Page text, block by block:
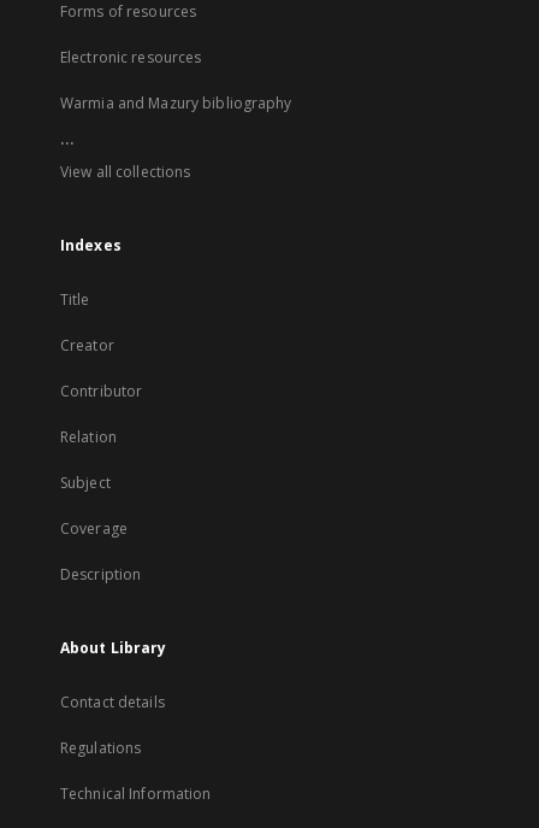
Forms of resources
Electronic resources
Warmia and Mazury bibliography
...
View all collections
Indexes
Title
Creator
Contributor
Relation
Subject
Coverage
Description
About Library
Contact details
Regulations
Technical Information